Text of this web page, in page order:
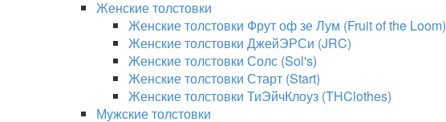
Женские толстовки
Женские толстовки Фрут оф зе Лум (Fruit of the Loom)
Женские толстовки ДжейЭРСи (JRC)
Женские толстовки Солс (Sol's)
Женские толстовки Старт (Start)
Женские толстовки ТиЭйчКлоуз (THClothes)
Мужские толстовки